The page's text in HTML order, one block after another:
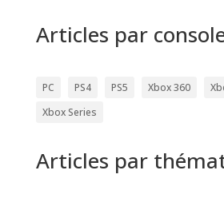
Articles par
PC PS4 PS5 Xbox 360
Xbox Series
Articles par